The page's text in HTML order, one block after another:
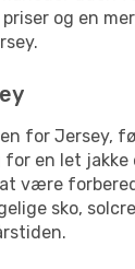
og en
for Jersey,
for en let
være
sko,